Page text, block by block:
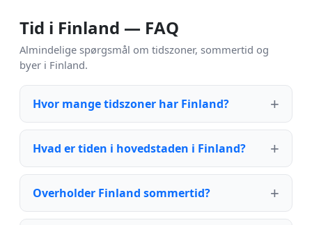
Tid i Finland — FAQ
Almindelige spørgsmål om tidszoner, sommertid og
byer i Finland.
Hvor mange tidszoner har Finland?
Hvad er tiden i hovedstaden i Finland?
Overholder Finland sommertid?